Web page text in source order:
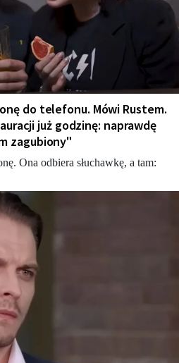
do telefonu. Mówi Rustem.
już godzinę: naprawdę
zagubiony"
Ona odbiera słuchawkę, a tam: